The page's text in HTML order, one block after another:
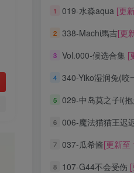
1 019-水淼aqua [更
2 338-Machi馬吉[更
3 Vol.000-候选合集 [
4 340-Yiko湿润兔(咬
5 029-中岛莫之子i(
6 006-魔法猫猫王迟
7 037-瓜希酱[更新至
8 107-G44不会受伤
1 019-水淼aqua [更
2 338-Machi馬吉[更
3 Vol.000-候选合集 [
4 340-Yiko湿润兔(咬
5 029-中岛莫之子i(
6 006-魔法猫猫王迟
7 037-瓜希酱[更新至
8 107-G44不会受伤